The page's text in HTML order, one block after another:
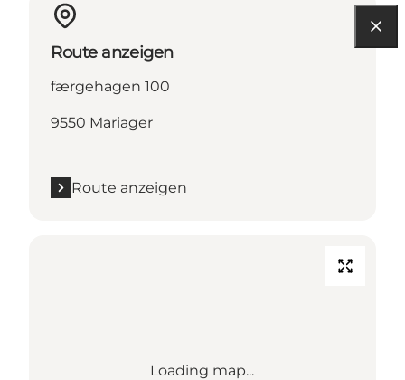
Route anzeigen
færgehagen 100
9550 Mariager
Route anzeigen
Loading map...